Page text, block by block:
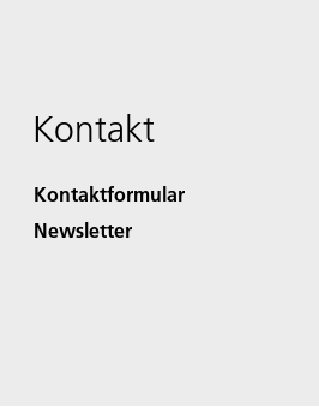
Kontakt
Kontaktformular
Newsletter